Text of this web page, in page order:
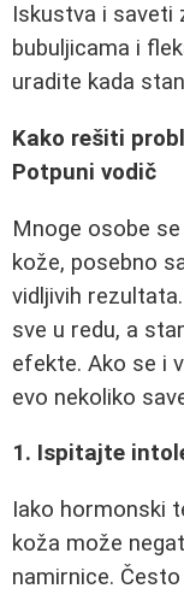
Iskustva i saveti
bubuljicama i
uradite kada
Kako rešiti
Potpuni vodič
Mnoge osobe
kože, posebno
vidljivih
sve u redu, a
efekte. Ako se i
evo nekoliko
1. Ispitajte
Iako hormonski
koža može
namirnice.